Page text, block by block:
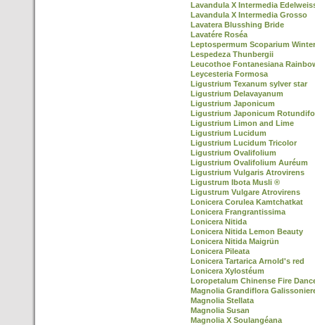
Lavandula X Intermedia
Lavandula X Intermedia Grosso
Lavatera Blusshing Bride
Lavatére Roséa
Leptospermum Scoparium
Lespedeza Thunbergii
Leucothoe Fontanesiana
Leycesteria Formosa
Ligustrium Texanum sylver star
Ligustrium Delavayanum
Ligustrium Japonicum
Ligustrium Japonicum
Ligustrium Limon and Lime
Ligustrium Lucidum
Ligustrium Lucidum Tricolor
Ligustrium Ovalifolium
Ligustrium Ovalifolium Auréum
Ligustrium Vulgaris Atrovirens
Ligustrum Ibota Musli ®
Ligustrum Vulgare Atrovirens
Lonicera Corulea Kamtchatkat
Lonicera Frangrantissima
Lonicera Nitida
Lonicera Nitida Lemon Beauty
Lonicera Nitida Maigrün
Lonicera Pileata
Lonicera Tartarica Arnold's red
Lonicera Xylostéum
Loropetalum Chinense Fire
Magnolia Grandiflora
Magnolia Stellata
Magnolia Susan
Magnolia X Soulangéana